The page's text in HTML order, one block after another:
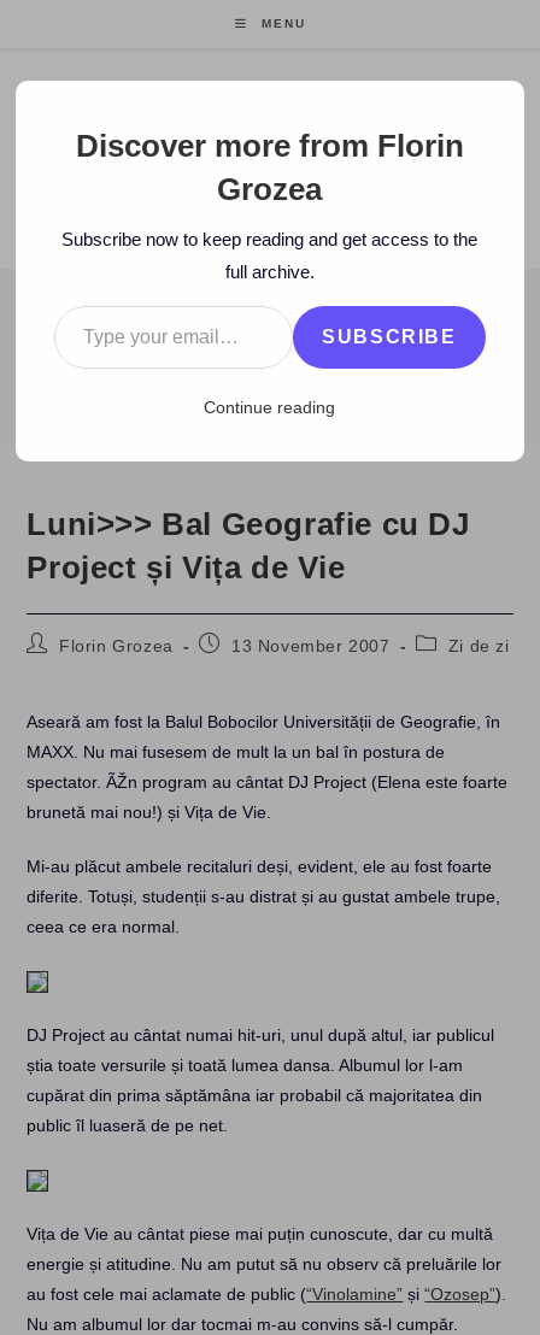
MENU
Florin Grozea
ENTREPRENEUR. FOUNDER/CEO MOCAPP.
BLOG
2007 > November > 13 > Zi de zi > Luni>>> Bal Geografie cu
Luni>>> Bal Geografie cu DJ
Project și Vița de Vie
PostFlorin Grozea
Post13 November 2007
PostZi de zi
Aseară am fost la Balul Bobocilor Universității de Geografie, în
MAXX. Nu mai fusesem de mult la un bal în postura de
spectator. ÃŽn program au cântat DJ Project (Elena este foarte
brunetă mai nou!) și Vița de Vie.
Mi-au plăcut ambele recitaluri deși, evident, ele au fost foarte
diferite. Totuși, studenții s-au distrat și au gustat ambele trupe,
ceea ce era normal.
DJ Project au cântat numai hit-uri, unul după altul, iar publicul
știa toate versurile și toată lumea dansa. Albumul lor l-am
cupărat din prima săptămâna iar probabil că majoritatea din
public îl luaseră de pe net.
Vița de Vie au cântat piese mai puțin cunoscute, dar cu multă
energie și atitudine. Nu am putut să nu observ că preluările lor
au fost cele mai aclamate de public (“Vinolamine” și“Ozosep”).
Nu am albumul lor dar tocmai m-au convins să-l cumpăr.
Discover more from Florin
Grozea
Subscribe now to keep reading and get access to the
full archive.
Type your email…
SUBSCRIBE
Continue reading